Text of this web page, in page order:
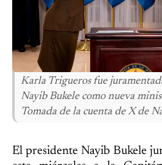
Karla Trigueros fue
Nayib Bukele como nueva
Tomada de la cuenta de X de
El presidente Nayib Bukele